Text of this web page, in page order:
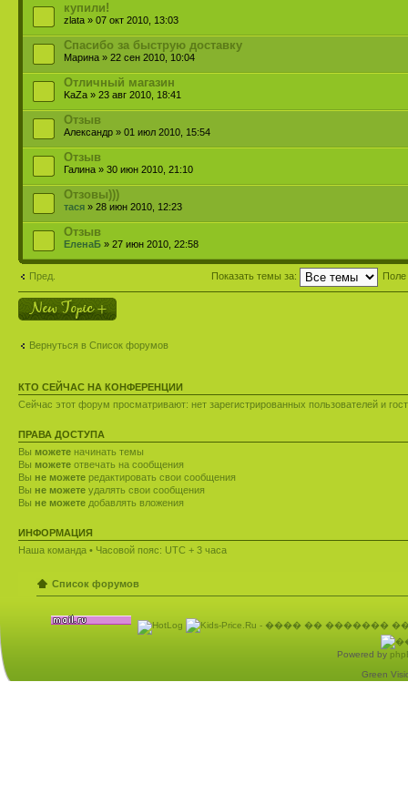
купили!
zlata » 07 окт 2010, 13:03
Спасибо за быструю доставку
Марина » 22 сен 2010, 10:04
Отличный магазин
KaZa » 23 авг 2010, 18:41
Отзыв
Александр » 01 июл 2010, 15:54
Отзыв
Галина » 30 июн 2010, 21:10
Отзовы)))
тася » 28 июн 2010, 12:23
Отзыв
ЕленаБ » 27 июн 2010, 22:58
Пред. Показать темы за:
Новая тема
Вернуться в Список форумов
КТО СЕЙЧАС НА КОНФЕРЕНЦИИ
Сейчас этот форум просматривают: нет зарегистрированных пользователей и
ПРАВА ДОСТУПА
Вы можете начинать темы
Вы можете отвечать на сообщения
Вы не можете редактировать свои сообщения
Вы не можете удалять свои сообщения
Вы не можете добавлять вложения
ИНФОРМАЦИЯ
Наша команда • Часовой пояс: UTC + 3 часа
Список форумов
Powered by
Green